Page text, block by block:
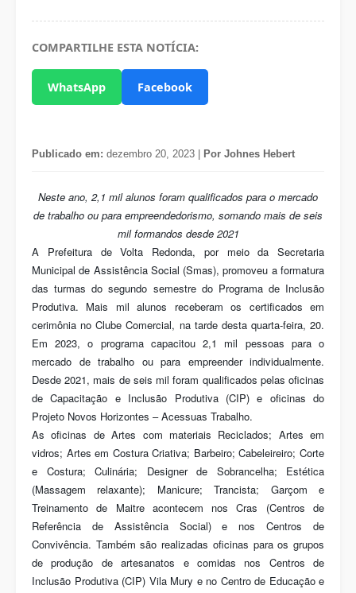
COMPARTILHE ESTA NOTÍCIA:
WhatsApp Facebook
Publicado em: dezembro 20, 2023 | Por Johnes Hebert
Neste ano, 2,1 mil alunos foram qualificados para o mercado
de trabalho ou para empreendedorismo, somando mais de seis
mil formandos desde 2021
A Prefeitura de Volta Redonda, por meio da Secretaria
Municipal de Assistência Social (Smas), promoveu a formatura
das turmas do segundo semestre do Programa de Inclusão
Produtiva. Mais mil alunos receberam os certificados em
cerimônia no Clube Comercial, na tarde desta quarta-feira, 20.
Em 2023, o programa capacitou 2,1 mil pessoas para o
mercado de trabalho ou para empreender individualmente.
Desde 2021, mais de seis mil foram qualificados pelas oficinas
de Capacitação e Inclusão Produtiva (CIP) e oficinas do
Projeto Novos Horizontes – Acessuas Trabalho.
As oficinas de Artes com materiais Reciclados; Artes em
vidros; Artes em Costura Criativa; Barbeiro; Cabeleireiro; Corte
e Costura; Culinária; Designer de Sobrancelha; Estética
(Massagem relaxante); Manicure; Trancista; Garçom e
Treinamento de Maitre acontecem nos Cras (Centros de
Referência de Assistência Social) e nos Centros de
Convivência. Também são realizadas oficinas para os grupos
de produção de artesanatos e comidas nos Centros de
Inclusão Produtiva (CIP) Vila Mury e no Centro de Educação e